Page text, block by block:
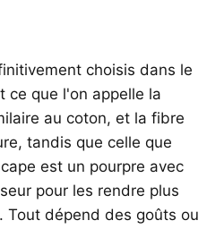
choisis dans le
ce que l'on appelle la
au coton, et la fibre
tandis que celle que
est un pourpre avec
pour les rendre plus
Tout dépend des goûts ou